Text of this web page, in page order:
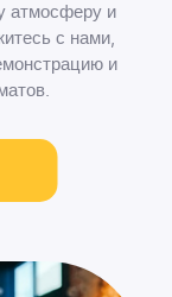
атмосферу и
с нами,
и